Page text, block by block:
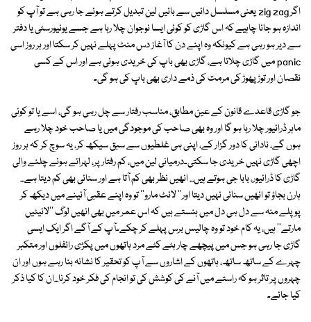
اگر zig zag یعنی مسلسل دائیں سے بائیں لین تبدیل کرتے ہوئے جا رہی ہے تو آپ کو
اندازہ ہو جانا چاہیے کہ اس گاڑی کو کوئی ایسا نوجوان چلا رہا ہے جسے یونیورسٹی یا دفتر
سے دیر ہو رہی ہے کیونکہ وہ اپنے دن کا آغاز دس منٹ پہلے نہیں کر سکتا اور ہر روز اسی
panic میں گاڑی چلاتا ہے، گاڑی بھی باپ کی خریدی ہوئی ہے اور اس کے کسی
نقصان اور توڑ پھوڑ کی مرمت کی ذمے داری بھی باپ کی ہو گی۔
جو گاڑی قاعدے قانون کے عین مطابق، مناسب رفتار سے چل رہی ہو گی، اسے یا تو کوئی
ماہر ڈرائیور چلا رہا ہو گا اور وہ بھی صاحب کی موجودگی میں یا صاحب خود چلا رہے
ہوں گے، نادانی کا دور گزار کے، اپنی ہی غلطیوں سے سبق سیکھ کر، یہ سوچ کر کہ ہر روز
اچھی گاڑی نہیں خریدی جا سکتی۔درمیانی لین میں، کم رفتار پر، لہراتے ہوئے چلنے والی
گاڑی کا ڈرائیور، بابا جی ہوتے ہیں... انھیں نظر بھی کم آتا ہے اور سنائی بھی کم دیتا ہے...
ہارن بجاؤ تو انھیں سنائی نہیں دیتا اور'' لائٹ مارو'' تو وہ اپنے عقبی آئینے میں دیکھ کر
پوپلے منہ سے دل ہی دل میں ہنستے ہیں کہ اس عمر میں بھی انھیں لوگ ''لائیٹیں
مارتے'' ہیں، یہ کام خود تو وہ چالیس برس پہلے کر چکے۔آپ کے آگے اگر ایک ایسی
گاڑی جا رہی ہو جس میں پیچھے چار ہٹے کٹے مرد ہاتھوں میں پکڑی رائفلوں اور متکبر
چہرے کے ساتھ ساتھ، ہاتھوں کے اشاروں سے آپ کو تحقیر کا نشانہ بنا رہے ہوں اور ان
چہروں پر تاثر ہو کہ راستے میں آنے کی کوشش کی تو انجام کی فکر خود کرنا...ان کا کیا ذکر
کیا جائے۔